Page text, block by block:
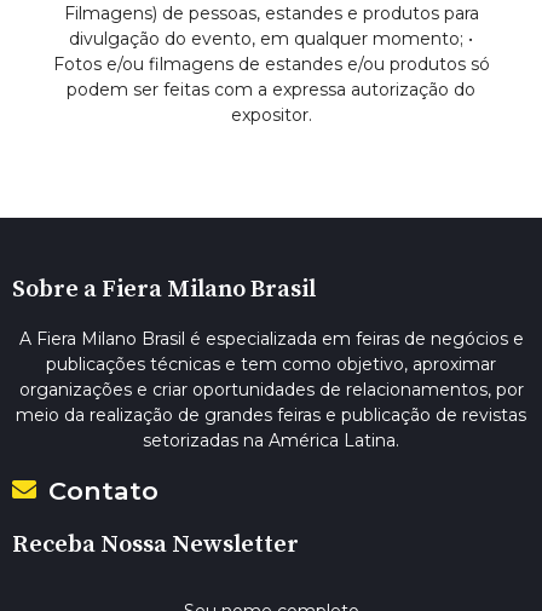
Filmagens) de pessoas, estandes e produtos para
divulgação do evento, em qualquer momento; •
Fotos e/ou filmagens de estandes e/ou produtos só
podem ser feitas com a expressa autorização do
expositor.
Sobre a Fiera Milano Brasil
A Fiera Milano Brasil é especializada em feiras de negócios e
publicações técnicas e tem como objetivo, aproximar
organizações e criar oportunidades de relacionamentos, por
meio da realização de grandes feiras e publicação de revistas
setorizadas na América Latina.
Contato
Receba Nossa Newsletter